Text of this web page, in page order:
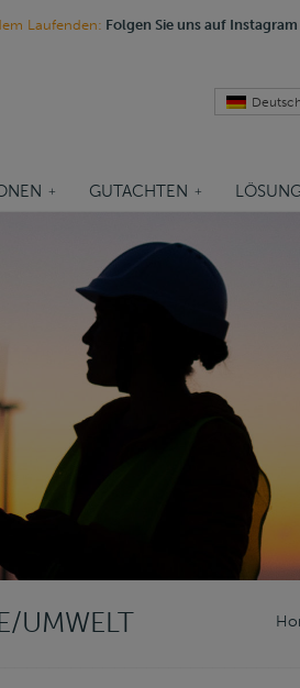
Laufenden: Folgen Sie uns auf Instagram
Deutsch
GUTACHTEN
UMWELT